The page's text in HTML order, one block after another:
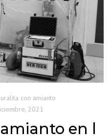
con amianto
2021
en l